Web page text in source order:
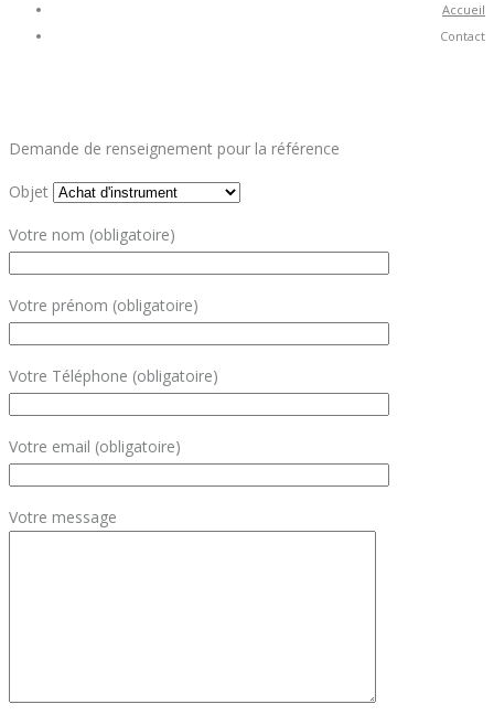
Accueil
Contact
Demande de renseignement pour la référence
Objet
Votre nom (obligatoire)
Votre prénom (obligatoire)
Votre Téléphone (obligatoire)
Votre email (obligatoire)
Votre message